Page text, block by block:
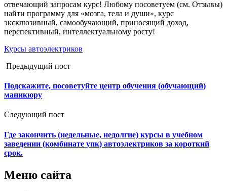
отвечающий запросам курс! Любому посоветуем (см. Отзывы)
найти программу для «мозга, тела и души», курс
эксклюзивный, самообучающий, приносящий доход,
перспективный, интеллектуальному росту!
Курсы автоэлектриков
Предыдущий пост
Подскажите, посоветуйте центр обучения (обучающий)
маникюру
Следующий пост
Где закончить (недельные, недолгие) курсы в учебном
заведении (комбинате упк) автоэлектриков за короткий
срок.
Меню сайта